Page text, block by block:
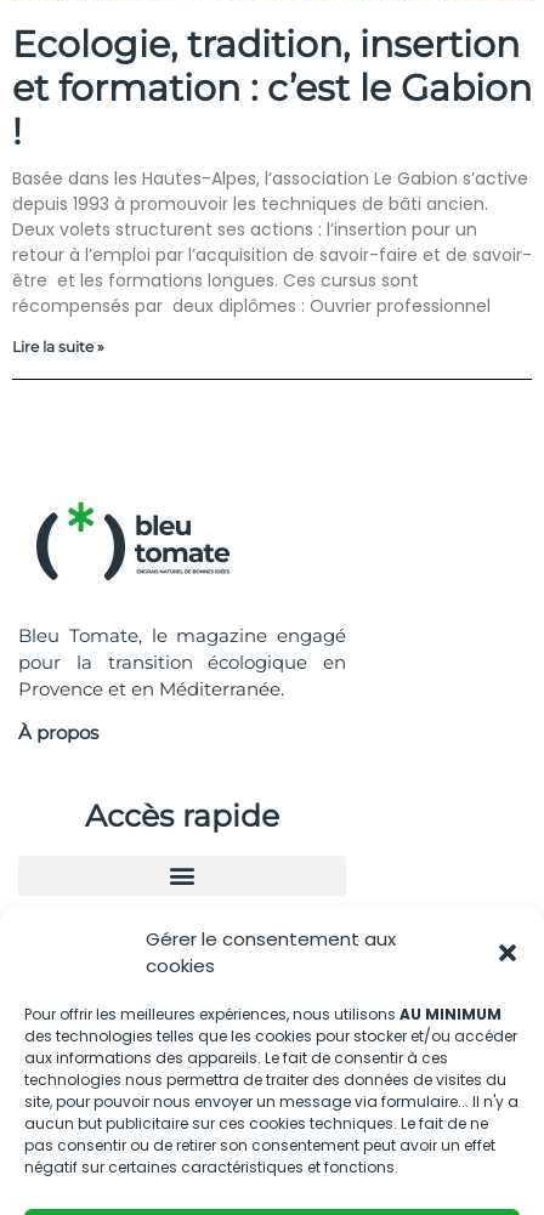
Gérer le consentement aux
cookies
Pour offrir les meilleures expériences, nous utilisons AU MINIMUM
des technologies telles que les cookies pour stocker et/ou accéder
aux informations des appareils. Le fait de consentir à ces
technologies nous permettra de traiter des données de visites du
site, pour pouvoir nous envoyer un message via formulaire... Il n'y a
aucun but publicitaire sur ces cookies techniques. Le fait de ne
pas consentir ou de retirer son consentement peut avoir un effet
négatif sur certaines caractéristiques et fonctions.
Ecologie, tradition, insertion
et formation : c’est le Gabion
!
Basée dans les Hautes-Alpes, l’association Le Gabion s’active
depuis 1993 à promouvoir les techniques de bâti ancien.
Deux volets structurent ses actions : l’insertion pour un
retour à l’emploi par l’acquisition de savoir-faire et de savoir-
être et les formations longues. Ces cursus sont
récompensés par deux diplômes : Ouvrier professionnel
Lire la suite »
Bleu Tomate, le magazine engagé
pour la transition écologique en
Provence et en Méditerranée.
À propos
Accès rapide
Nous contacter
04.88.08.75.28
contactBT@bleu-tomate.fr
Kit média
Kit média Bleu Tomate